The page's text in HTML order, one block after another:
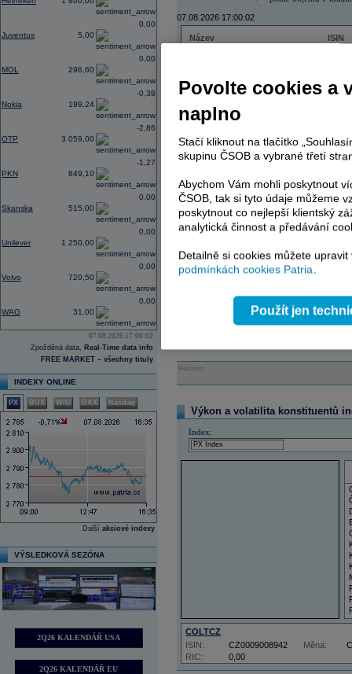
Juventus 5,00
0,00
MOL 296,60
0,00
Nokia 199,24
-0,38
OTP 3 059,00
-2,86
PKN 849,10
-1,27
Skanska 515,00
0,00
Unilever 1 250,00
0,00
Volvo 720,50
0,00
WAG 31,00
0,00
07.08.2026 17:00:02
Zpožděná data, Real-Time data info
FREE MARKET – všechny tituly
INDEXY ONLINE
PX BUX WIG DAX Nasdaq
Další akciové indexy
VÝSLEDKOVÁ SEZÓNA
2Q26 KALENDÁŘ USA
2Q26 KALENDÁŘ EU
07.08.2026 17:00:02
Název
ISIN
ERSTE BANK
TMR
AD index - vývoj
Region
Reklama
Výkon a volatilita konstituentů
Index:
COLTCZ
RIC: 0,00
ISIN: CZ0009008942 Měna:
Povolte cookies a
naplno
Stačí kliknout na tlačítko
skupinu ČSOB a vybrané třetí
Abychom Vám mohli poskytnout
ČSOB, tak si tyto údaje můžeme
poskytnout co nejlepší klientský
analytická činnost a předávání
Detailně si cookies můžete
podmínkách cookies Patria.
Použít jen